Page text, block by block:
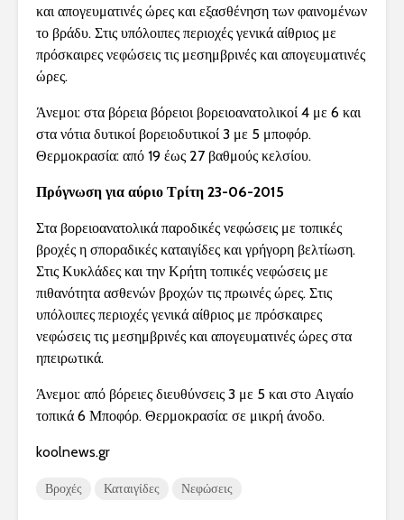
και απογευματινές ώρες και εξασθένηση των φαινομένων
το βράδυ. Στις υπόλοιπες περιοχές γενικά αίθριος με
πρόσκαιρες νεφώσεις τις μεσημβρινές και απογευματινές
ώρες.
Άνεμοι: στα βόρεια βόρειοι βορειοανατολικοί 4 με 6 και
στα νότια δυτικοί βορειοδυτικοί 3 με 5 μποφόρ.
Θερμοκρασία: από 19 έως 27 βαθμούς κελσίου.
Πρόγνωση για αύριο Τρίτη 23-06-2015
Στα βορειοανατολικά παροδικές νεφώσεις με τοπικές
βροχές η σποραδικές καταιγίδες και γρήγορη βελτίωση.
Στις Κυκλάδες και την Κρήτη τοπικές νεφώσεις με
πιθανότητα ασθενών βροχών τις πρωινές ώρες. Στις
υπόλοιπες περιοχές γενικά αίθριος με πρόσκαιρες
νεφώσεις τις μεσημβρινές και απογευματινές ώρες στα
ηπειρωτικά.
Άνεμοι: από βόρειες διευθύνσεις 3 με 5 και στο Αιγαίο
τοπικά 6 Μποφόρ. Θερμοκρασία: σε μικρή άνοδο.
koolnews.gr
Βροχές Καταιγίδες Νεφώσεις